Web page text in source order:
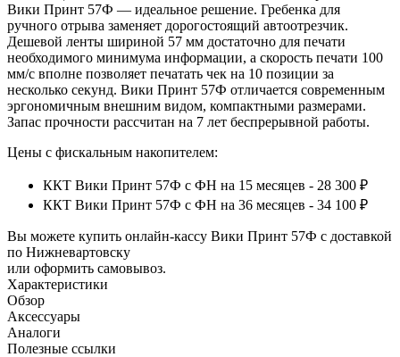
Вики Принт 57Ф — идеальное решение. Гребенка для
ручного отрыва заменяет дорогостоящий автоотрезчик.
Дешевой ленты шириной 57 мм достаточно для печати
необходимого минимума информации, а скорость печати 100
мм/с вполне позволяет печатать чек на 10 позиции за
несколько секунд. Вики Принт 57Ф отличается современным
эргономичным внешним видом, компактными размерами.
Запас прочности рассчитан на 7 лет беспрерывной работы.
Цены с фискальным накопителем:
ККТ Вики Принт 57Ф с ФН на 15 месяцев - 28 300 ₽
ККТ Вики Принт 57Ф с ФН на 36 месяцев - 34 100 ₽
Вы можете купить онлайн‑кассу Вики Принт 57Ф с доставкой
по Нижневартовску
или оформить самовывоз.
Характеристики
Обзор
Аксессуары
Аналоги
Полезные ссылки